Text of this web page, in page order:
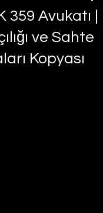
359 Avukatı |
ve Sahte
Kopyası